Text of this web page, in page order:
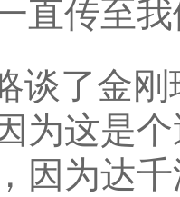
直传至
谈了金
为这是
因为达